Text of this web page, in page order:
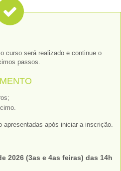
curso será realizado e continue o
passos.
apresentadas após iniciar a inscrição.
2026 (3as e 4as feiras) das 14h